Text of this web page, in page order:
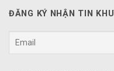
ĐĂNG KÝ NHẬN TIN